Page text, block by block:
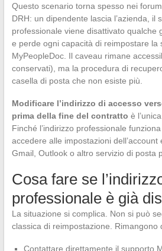
Questo scenario torna spesso nei
DRH: un dipendente lascia l’azienda, il
professionale viene disattivato qualche
e perde ogni capacità di reimpostare la
MyPeopleDoc. Il caveau rimane
conservati), ma la procedura di
casella di posta che non esiste più.
Modificare l’indirizzo di accesso
prima della fine del contratto è
Finché l’indirizzo professionale
accedere alle impostazioni
Gmail, Outlook o altro servizio di posta
Cosa fare se
professionale è già
La situazione si complica. Non si può
classica di reimpostazione. Rimangono
Contattare direttamente il supporto